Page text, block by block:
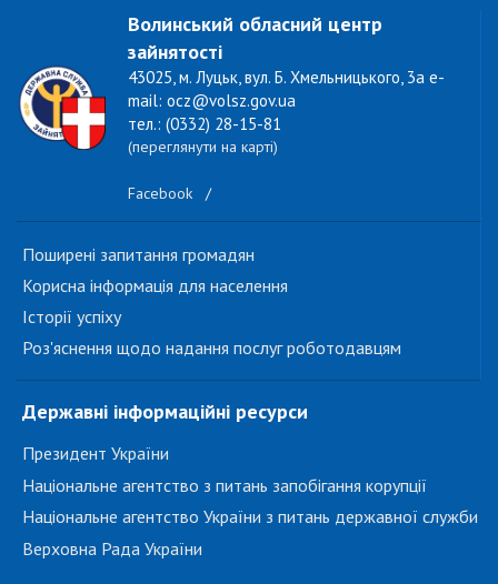
Волинський обласний центр
зайнятості
43025, м. Луцьк, вул. Б. Хмельницького, 3а e-
mail: ocz@volsz.gov.ua
тел.: (0332) 28-15-81
(переглянути на карті)
Facebook /
Поширені запитання громадян
Корисна інформація для населення
Історії успіху
Роз'яснення щодо надання послуг роботодавцям
Державні інформаційні ресурси
Президент України
Національне агентство з питань запобігання корупції
Національне агентство України з питань державної служби
Верховна Рада України